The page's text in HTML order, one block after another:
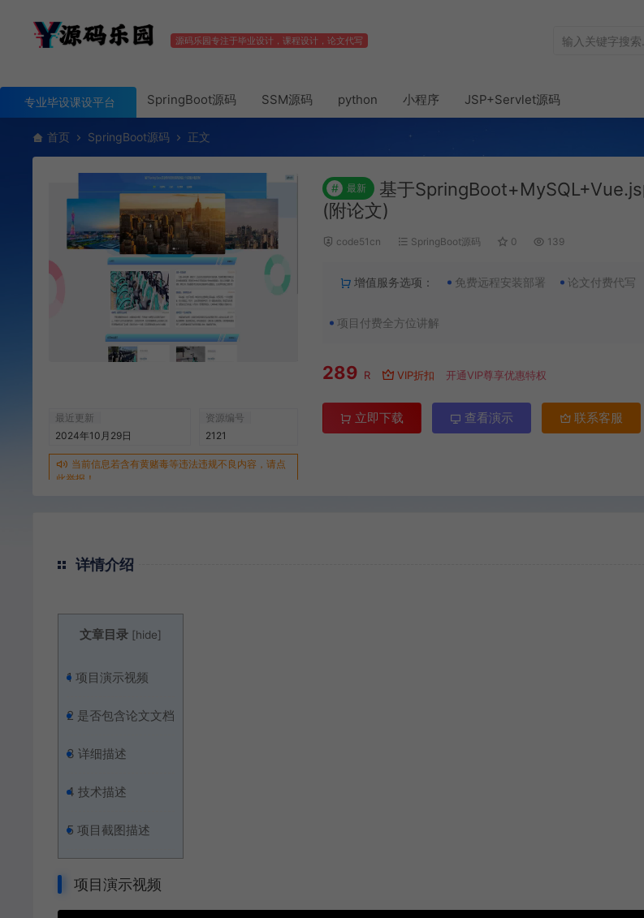
源码乐园专注于毕业设计，课程设计，论文代写
专业毕设课设平台 SpringBoot源码 SSM源码 python 小程序 JSP+Servlet源码
首页 SpringBoot源码 正文
最近更新
2024年10月29日
资源编号
2121
当前信息若含有黄赌毒等违法违规不良内容，请点
此举报！
# 最新
基于
(附论文)
code51cn SpringBoot源码 0 139
增值服务选项： 免费远程安装部署 论文付费代写
项目付费全方位讲解
289 R VIP折扣 开通VIP尊享优惠特权
立即下载 查看演示 联系客服
详情介绍
文章目录 [hide]
1 项目演示视频
2 是否包含论文文档
3 详细描述
4 技术描述
5 项目截图描述
项目演示视频